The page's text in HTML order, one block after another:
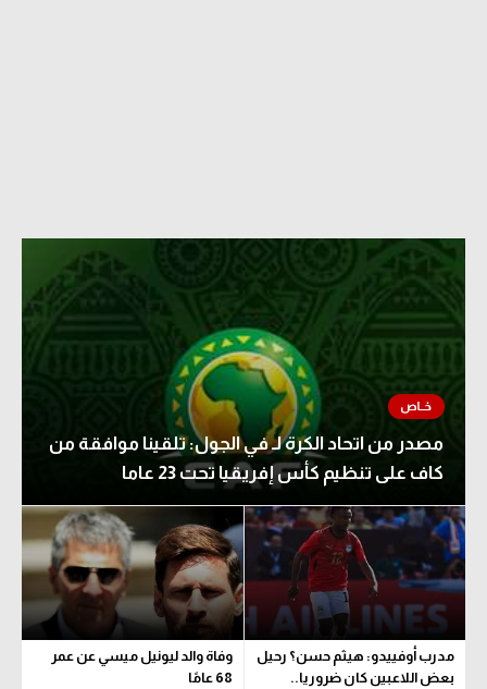
مصدر من اتحاد الكرة لـ في الجول: تلقينا موافقة من
كاف على تنظيم كأس إفريقيا تحت 23 عاما
مدرب أوفييدو: هيثم حسن؟ رحيل
بعض اللاعبين كان ضروريا..
وفاة والد ليونيل ميسي عن عمر
68 عامًا